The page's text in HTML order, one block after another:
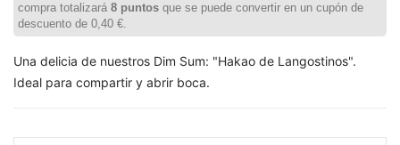
compra totalizará 8 puntos que se puede convertir en un cupón de
descuento de 0,40 €.
Una delicia de nuestros Dim Sum: "Hakao de Langostinos".
Ideal para compartir y abrir boca.